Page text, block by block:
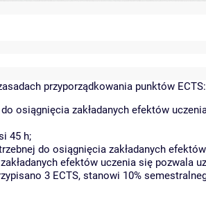
przyporządkowania punktów ECTS:
osiągnięcia zakładanych efektów
45 h;
do osiągnięcia zakładanych
efektów uczenia się pozwala
3 ECTS, stanowi 10%